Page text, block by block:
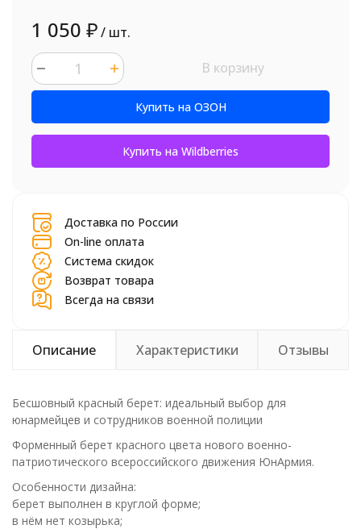
1 050 ₽/ шт.
шт.
В корзину
Купить на ОЗОН
Купить на Wildberries
Доставка по России
On-line оплата
Система скидок
Возврат товара
Всегда на связи
Описание Характеристики Отзывы
Бесшовный красный берет: идеальный выбор для
юнармейцев и сотрудников военной полиции
Форменный берет красного цвета нового военно-
патриотического всероссийского движения ЮнАрмия.
Особенности дизайна:
берет выполнен в круглой форме;
в нём нет козырька;